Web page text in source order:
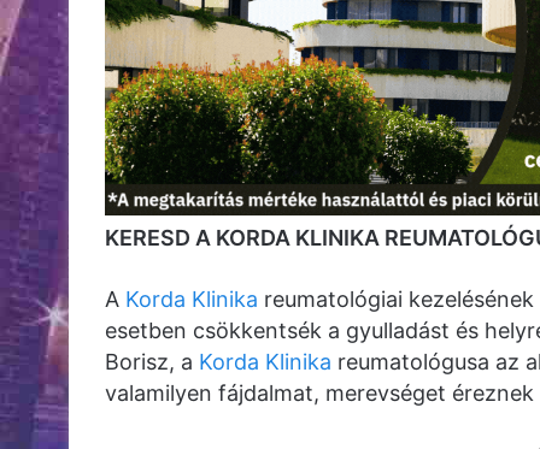
KERESD A KORDA KLINIKA
A Korda Klinika reumatológiai
esetben csökkentsék a gyulladást és
Borisz, a Korda Klinika reumatológusa az
valamilyen fájdalmat, merevséget